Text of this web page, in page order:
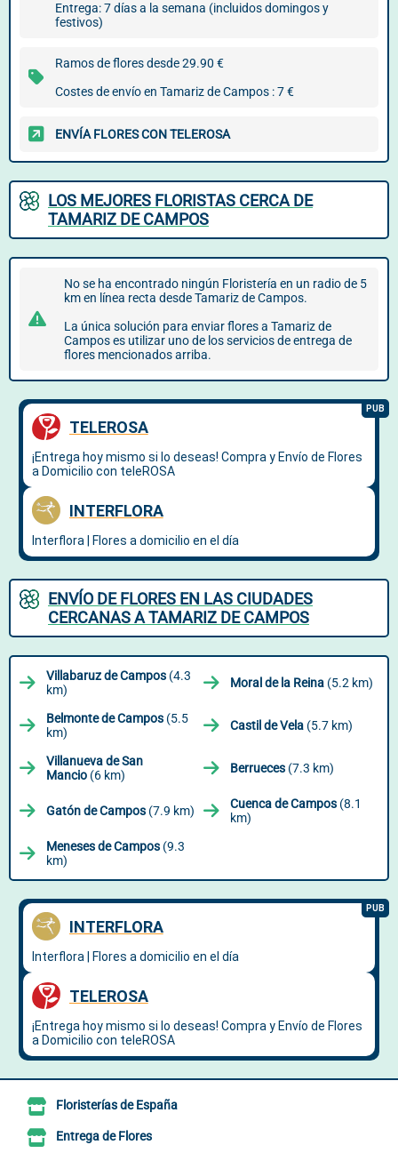
Entrega: 7 días a la semana (incluidos domingos y
festivos)
Ramos de flores desde 29.90 €
Costes de envío en Tamariz de Campos : 7 €
ENVÍA FLORES CON TELEROSA
LOS MEJORES FLORISTAS CERCA DE
TAMARIZ DE CAMPOS
No se ha encontrado ningún Floristería en un radio de 5
km en línea recta desde Tamariz de Campos.
La única solución para enviar flores a Tamariz de
Campos es utilizar uno de los servicios de entrega de
flores mencionados arriba.
ENVÍO DE FLORES EN LAS CIUDADES
CERCANAS A TAMARIZ DE CAMPOS
Villabaruz de Campos (4.3
km)
Moral de la Reina (5.2 km)
Belmonte de Campos (5.5
km)
Castil de Vela (5.7 km)
Villanueva de San
Mancio (6 km) Berrueces (7.3 km)
Gatón de Campos (7.9 km) Cuenca de Campos (8.1
km)
Meneses de Campos (9.3
km)
Floristerías de España
Entrega de Flores